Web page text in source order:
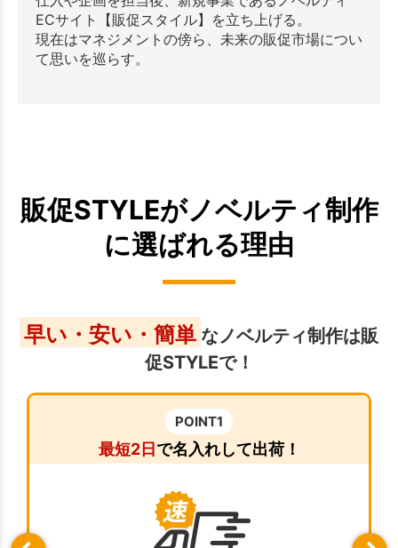
ECサイト【販促スタイル】を立ち上げる。
現在はマネジメントの傍ら、未来の販促市場につい
て思いを巡らす。
販促STYLEがノベルティ制作
に選ばれる理由
早い・安い・簡単 なノベルティ制作は販
促STYLEで！
POINT1
最短2日 で名入れして出荷！